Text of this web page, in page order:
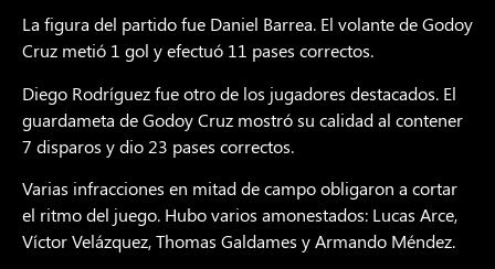
La figura del partido fue Daniel Barrea. El volante de Godoy
Cruz metió 1 gol y efectuó 11 pases correctos.
Diego Rodríguez fue otro de los jugadores destacados. El
guardameta de Godoy Cruz mostró su calidad al contener
7 disparos y dio 23 pases correctos.
Varias infracciones en mitad de campo obligaron a cortar
el ritmo del juego. Hubo varios amonestados: Lucas Arce,
Víctor Velázquez, Thomas Galdames y Armando Méndez.